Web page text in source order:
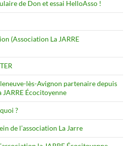
de Don et essai HelloAsso !
(Association La JARRE
lès-Avignon partenaire depuis
JARRE Écocitoyenne
?
de l’association La Jarre